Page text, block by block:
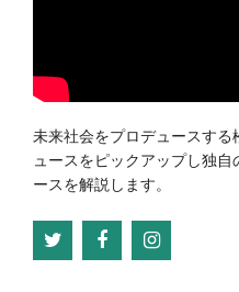
未来社会をプロデュースする
ュースをピックアップし独自
ースを解説します。